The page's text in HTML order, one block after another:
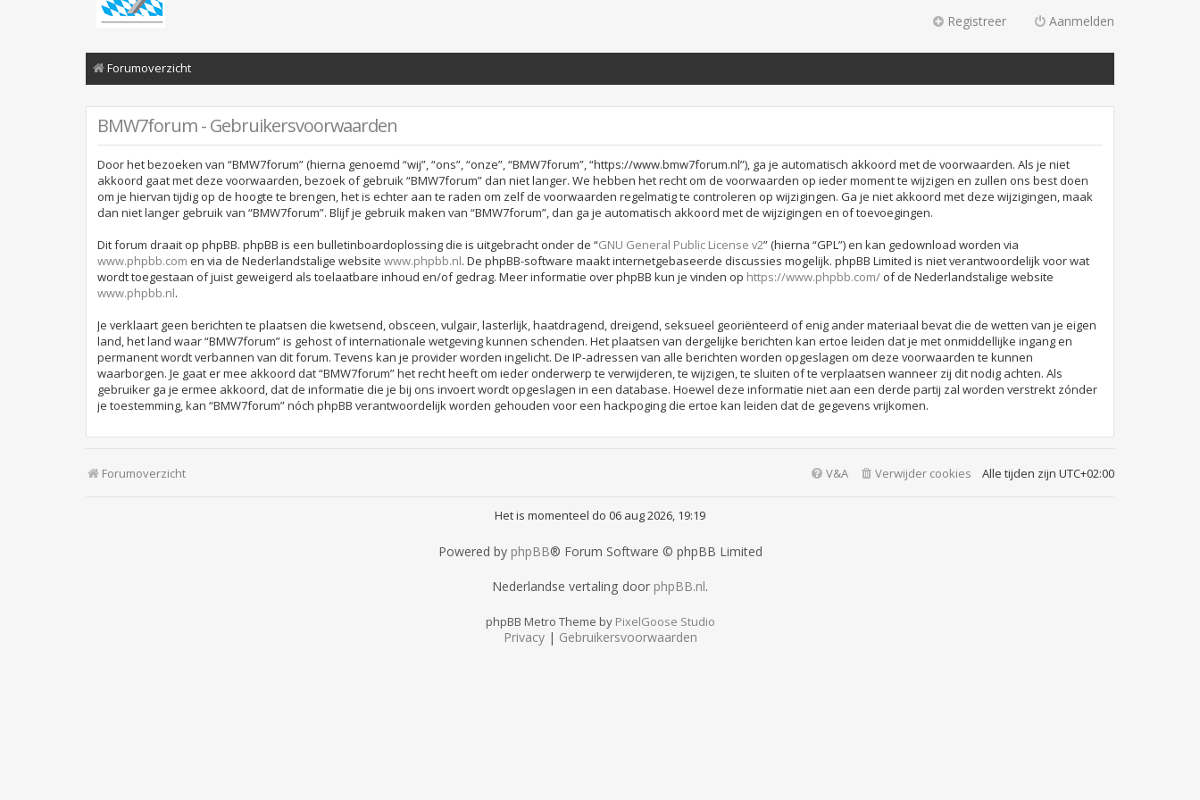
Aanmelden
Registreer
Forumoverzicht
BMW7forum - Gebruikersvoorwaarden
Door het bezoeken van “BMW7forum” (hierna genoemd “wij”, “ons”, “onze”, “BMW7forum”, “https://www.bmw7forum.nl”), ga je automatisch akkoord met de voorwaarden. Als je niet
akkoord gaat met deze voorwaarden, bezoek of gebruik “BMW7forum” dan niet langer. We hebben het recht om de voorwaarden op ieder moment te wijzigen en zullen ons best doen
om je hiervan tijdig op de hoogte te brengen, het is echter aan te raden om zelf de voorwaarden regelmatig te controleren op wijzigingen. Ga je niet akkoord met deze wijzigingen, maak
dan niet langer gebruik van “BMW7forum”. Blijf je gebruik maken van “BMW7forum”, dan ga je automatisch akkoord met de wijzigingen en of toevoegingen.
Dit forum draait op phpBB. phpBB is een bulletinboardoplossing die is uitgebracht onder de “GNU General Public License v2” (hierna “GPL”) en kan gedownload worden via
www.phpbb.com en via de Nederlandstalige website www.phpbb.nl. De phpBB-software maakt internetgebaseerde discussies mogelijk. phpBB Limited is niet verantwoordelijk voor wat
wordt toegestaan of juist geweigerd als toelaatbare inhoud en/of gedrag. Meer informatie over phpBB kun je vinden op https://www.phpbb.com/ of de Nederlandstalige website
www.phpbb.nl.
Je verklaart geen berichten te plaatsen die kwetsend, obsceen, vulgair, lasterlijk, haatdragend, dreigend, seksueel georiënteerd of enig ander materiaal bevat die de wetten van je eigen
land, het land waar “BMW7forum” is gehost of internationale wetgeving kunnen schenden. Het plaatsen van dergelijke berichten kan ertoe leiden dat je met onmiddellijke ingang en
permanent wordt verbannen van dit forum. Tevens kan je provider worden ingelicht. De IP-adressen van alle berichten worden opgeslagen om deze voorwaarden te kunnen
waarborgen. Je gaat er mee akkoord dat “BMW7forum” het recht heeft om ieder onderwerp te verwijderen, te wijzigen, te sluiten of te verplaatsen wanneer zij dit nodig achten. Als
gebruiker ga je ermee akkoord, dat de informatie die je bij ons invoert wordt opgeslagen in een database. Hoewel deze informatie niet aan een derde partij zal worden verstrekt zónder
je toestemming, kan “BMW7forum” nóch phpBB verantwoordelijk worden gehouden voor een hackpoging die ertoe kan leiden dat de gegevens vrijkomen.
Forumoverzicht Alle tijden zijn UTC+02:00
Verwijder cookies
V&A
Het is momenteel do 06 aug 2026, 19:19
Powered by phpBB® Forum Software © phpBB Limited
Nederlandse vertaling door phpBB.nl.
phpBB Metro Theme by PixelGoose Studio
Privacy| Gebruikersvoorwaarden